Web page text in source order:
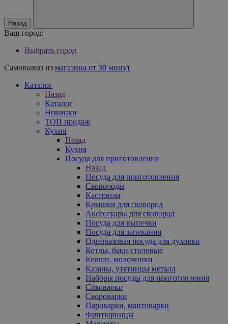
Назад
Ваш город:
Выбрать город
Самовывоз из магазина от 30 минут
Каталог
Назад
Каталог
Новинки
ТОП продаж
Кухня
Назад
Кухня
Посуда для приготовления
Назад
Посуда для приготовления
Сковороды
Кастрюли
Крышки для сковород
Аксессуары для сковород
Посуда для выпечки
Посуда для запекания
Одноразовая посуда для духовки
Котлы, баки столовые
Ковши, молочники
Казаны, утятницы металл
Наборы посуды для приготовления
Соковарки
Скороварки
Пароварки, мантоварки
Фритюрницы